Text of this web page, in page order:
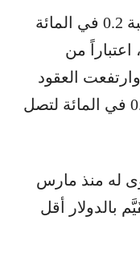
وارتفع سعر الذهب الفوري بنسبة 0.2 في المائة
اعتباراً من
وارتفعت العقود
الآجلة للذهب الأميركي بنسبة 0.3 في المائة لتصل
له منذ مارس
بالدولار أقل